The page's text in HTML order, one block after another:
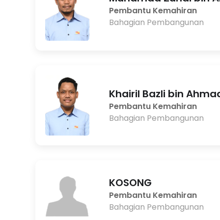
Pembantu Kemahiran
Bahagian Pembangunan
Khairil Bazli bin
Pembantu Kemahiran
Bahagian Pembangunan
KOSONG
Pembantu Kemahiran
Bahagian Pembangunan